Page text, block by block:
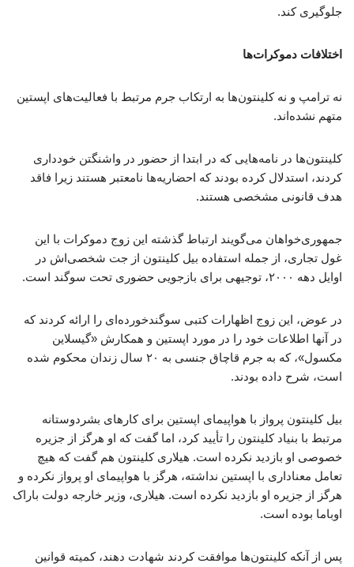
جلوگیری کند.
اختلافات دموکرات‌ها
نه ترامپ و نه کلینتون‌ها به ارتکاب جرم مرتبط با فعالیت‌های اپستین
متهم نشده‌اند.
کلینتون‌ها در نامه‌هایی که در ابتدا از حضور در واشنگتن خودداری
کردند، استدلال کرده بودند که احضاریه‌ها نامعتبر هستند زیرا فاقد
هدف قانونی مشخصی هستند.
جمهوری‌خواهان می‌گویند ارتباط گذشته این زوج دموکرات با این
غول تجاری، از جمله استفاده بیل کلینتون از جت شخصی‌اش در
اوایل دهه ۲۰۰۰، توجیهی برای بازجویی حضوری تحت سوگند است.
در عوض، این زوج اظهارات کتبی سوگندخورده‌ای را ارائه کردند که
در آنها اطلاعات خود را در مورد اپستین و همکارش «گیسلاین
مکسول»، که به جرم قاچاق جنسی به ۲۰ سال زندان محکوم شده
است، شرح داده بودند.
بیل کلینتون پرواز با هواپیمای اپستین برای کارهای بشردوستانه
مرتبط با بنیاد کلینتون را تأیید کرد، اما گفت که او هرگز از جزیره
خصوصی او بازدید نکرده است. هیلاری کلینتون هم گفت که هیچ
تعامل معناداری با اپستین نداشته، هرگز با هواپیمای او پرواز نکرده و
هرگز از جزیره او بازدید نکرده است. هیلاری، وزیر خارجه دولت باراک
اوباما بوده است.
پس از آنکه کلینتون‌ها موافقت کردند شهادت دهند، کمیته قوانین